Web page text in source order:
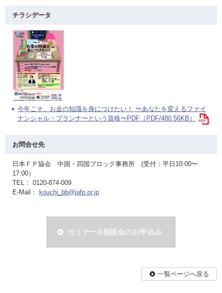
チラシデータ
今年こそ、お金の知識を身につけたい！ 〜あなたを変えるファイ
ナンシャル・プランナーという資格〜PDF（PDF/480.56KB）
お問合せ先
日本ＦＰ協会 中国・四国ブロック事務所 (受付：平日10:00〜
17:00）
TEL： 0120-874-009
E-Mail：
kouchi_bb@jafp.or.jp
セミナー&相談会のお申込み
一覧ページへ戻る